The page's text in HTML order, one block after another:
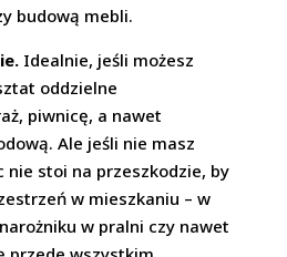
budową mebli.
Idealnie, jeśli możesz
oddzielne
piwnicę, a nawet
Ale jeśli nie masz
nie stoi na przeszkodzie, by
w mieszkaniu – w
w pralni czy nawet